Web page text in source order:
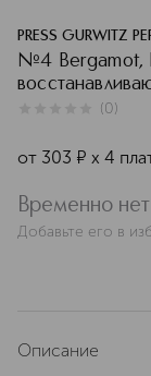
PRESS GURWITZ
№4 Bergamot,
(0)
от 303 ¤ х 4
Временно нет
Добавьте его в
Описание